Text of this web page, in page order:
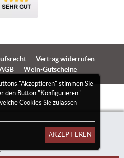
"Akzeptieren" stimmen Sie
den Button "Konfigurieren"
Cookies Sie zulassen
AKZEPTIEREN
Vertrag widerrufen
AGB Wein-Gutscheine